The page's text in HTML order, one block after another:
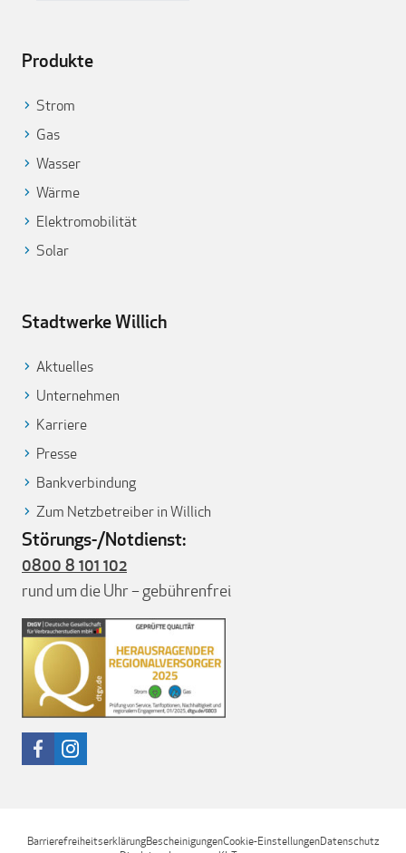
Produkte
Strom
Gas
Wasser
Wärme
Elektromobilität
Solar
Stadtwerke Willich
Aktuelles
Unternehmen
Karriere
Presse
Bankverbindung
Zum Netzbetreiber in Willich
Störungs-/Notdienst:
0800 8 101 102
rund um die Uhr – gebührenfrei
BarrierefreiheitserklärungBescheinigungenCookie-EinstellungenDatenschutz